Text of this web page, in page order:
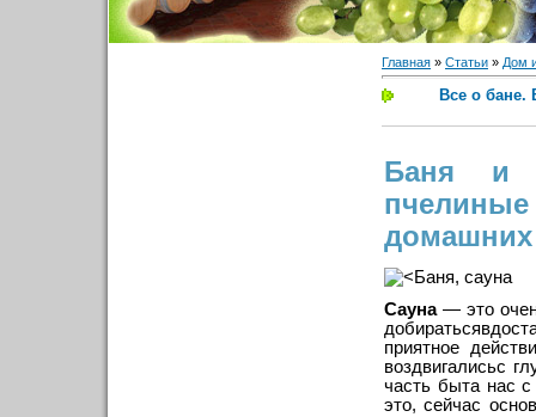
Главная » Статьи » Дом
Все о бане.
Баня и
домашних
Сауна— это
приятное
воздвигалисьс
часть быта нас
это, сейчас